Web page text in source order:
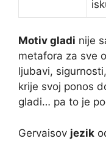
Motiv gladi nije
metafora za sve
ljubavi,
krije svoj ponos
gladi… pa to je
Gervaisov jezik